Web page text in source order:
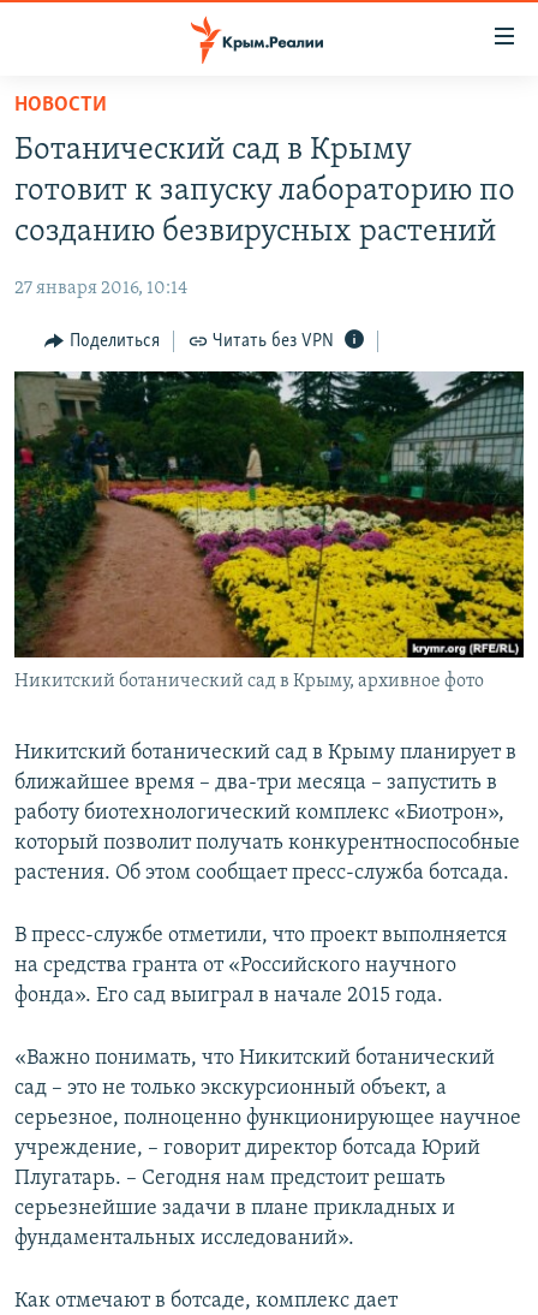
Вернуться
основному
содержанию
главной
навигации
Вернутся
поиску
11 ЛЕТ ОККУПАЦИИ КРЫМА. 11 ИСТОРИЙ СОПРОТИВЛЕНИЯ
ЕЩЕ
ИНТЕРАКТИВ
ИНФОГРАФИКА
ТЕЛЕПРОЕКТ КРЫМ.РЕАЛИИ
СОВЕТЫ ПРАВОЗАЩИТНИКОВ
ПРОПАВШИЕ БЕЗ ВЕСТИ
ПОБЕДИТЕЛЕЙ НЕ СУДЯТ?
КРЫМ.НЕПОКОРЕННЫЙ
ELIFBE
УКРАИНСКАЯ ПРОБЛЕМА КРЫМА
РАДІО СВОБОДА
КАК ОБОЙТИ БЛОКИРОВКУ
Українською
Qırımtatar
ПРИСОЕДИНЯЙТЕСЬ!
НОВОСТИ
Ботанический сад в Крыму
готовит к запуску лабораторию по
созданию безвирусных растений
27 января 2016, 10:14
Поделиться Читать без VPN
Никитский ботанический сад в Крыму, архивное фото
Никитский ботанический сад в Крыму планирует в
ближайшее время – два-три месяца – запустить в
работу биотехнологический комплекс «Биотрон»,
который позволит получать конкурентноспособные
растения. Об этом сообщает пресс-служба ботсада.
В пресс-службе отметили, что проект выполняется
на средства гранта от «Российского научного
фонда». Его сад выиграл в начале 2015 года.
«Важно понимать, что Никитский ботанический
сад – это не только экскурсионный объект, а
серьезное, полноценно функционирующее научное
учреждение, – говорит директор ботсада Юрий
Плугатарь. – Сегодня нам предстоит решать
серьезнейшие задачи в плане прикладных и
фундаментальных исследований».
Как отмечают в ботсаде, комплекс дает